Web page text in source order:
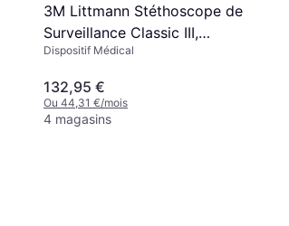
3M Littmann Stéthoscope de
Surveillance Classic III,
Tubulure Noire, Black Edition,
Dispositif Médical
132,95 €
Ou 44,31 €/mois
4 magasins